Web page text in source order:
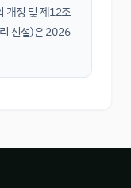
개정 및 제12조
신설)은2026